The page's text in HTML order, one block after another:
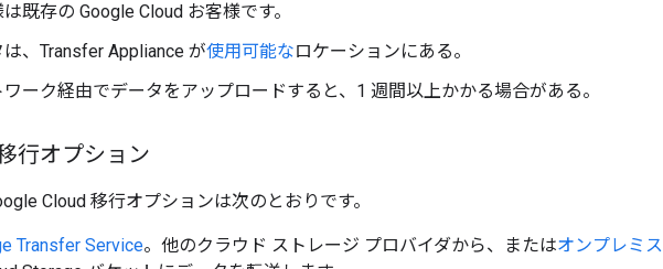
既存の Google Cloud お客様です。
、Transfer Appliance が使用可能なロケーションにある。
ワーク経由でデータをアップロードすると、1 週間以上かかる場合がある。
行オプション
Cloud 移行オプションは次のとおりです。
Transfer Service。他のクラウド ストレージ プロバイダから、またはオンプレミス